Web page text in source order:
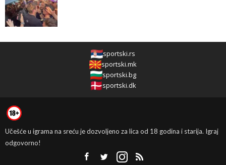
sportski.rs
sportski.mk
sportski.bg
sportski.dk
Učešće u igrama na sreću je dozvoljeno za lica od 18 godina i starija. Igraj
odgovorno!